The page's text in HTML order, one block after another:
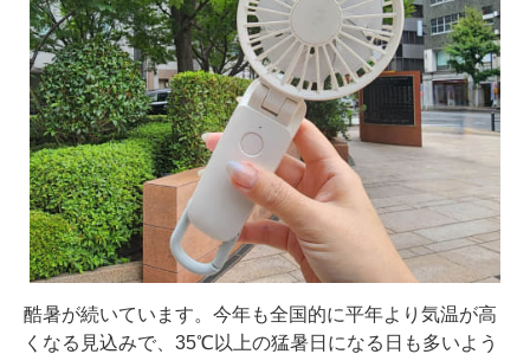
酷暑が続いています。今年も全国的に平年より気温が高
くなる見込みで、35℃以上の猛暑日になる日も多いよう